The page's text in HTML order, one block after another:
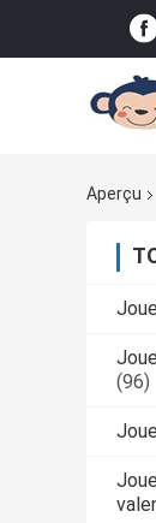
Aperçu
(96)